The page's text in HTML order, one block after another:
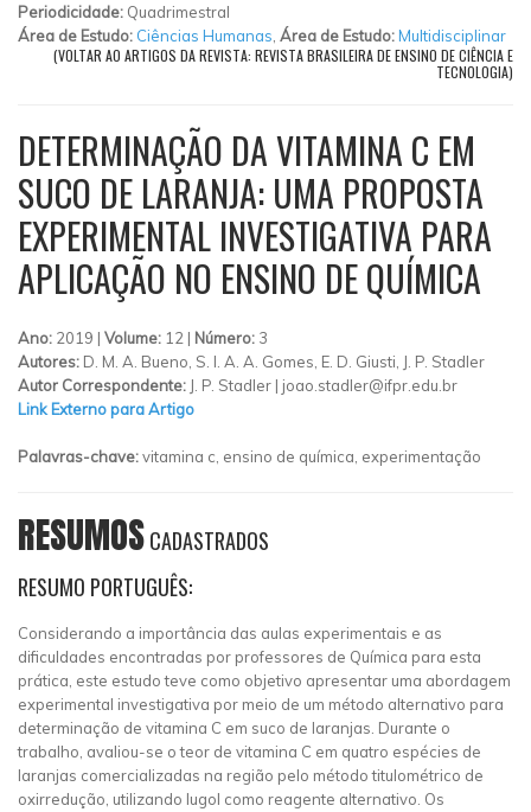
Periodicidade: Quadrimestral
Área de Estudo: Ciências Humanas Área de Estudo:Multidisciplinar
(VOLTAR AO ARTIGOS DA REVISTA: REVISTA BRASILEIRA DE ENSINO DE CIÊNCIA E
TECNOLOGIA)
DETERMINAÇÃO DA VITAMINA C EM
SUCO DE LARANJA: UMA PROPOSTA
EXPERIMENTAL INVESTIGATIVA PARA
APLICAÇÃO NO ENSINO DE QUÍMICA
Ano: 2019 | Volume: 12 | Número: 3
Autores: D. M. A. Bueno, S. I. A. A. Gomes, E. D. Giusti, J. P. Stadler
Autor Correspondente: J. P. Stadler | joao.stadler@ifpr.edu.br
Link Externo para Artigo
Palavras-chave:vitamina c, ensino de química, experimentação
RESUMOSCADASTRADOS
RESUMO PORTUGUÊS:
Considerando a importância das aulas experimentais e as
dificuldades encontradas por professores de Química para esta
prática, este estudo teve como objetivo apresentar uma abordagem
experimental investigativa por meio de um método alternativo para
determinação de vitamina C em suco de laranjas. Durante o
trabalho, avaliou-se o teor de vitamina C em quatro espécies de
laranjas comercializadas na região pelo método titulométrico de
oxirredução, utilizando lugol como reagente alternativo. Os